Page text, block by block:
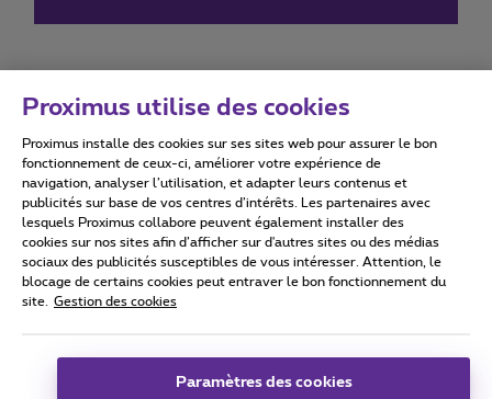
Conditions d'utilisation Accessibility statement
Tous droits réservés. © 2026 Proximus
Conditions générales, info consommateur
Coordonnées de l’entreprise
Proximus utilise des cookies
Proximus installe des cookies sur ses sites web pour assurer le bon
fonctionnement de ceux-ci, améliorer votre expérience de
navigation, analyser l’utilisation, et adapter leurs contenus et
publicités sur base de vos centres d’intérêts. Les partenaires avec
lesquels Proximus collabore peuvent également installer des
cookies sur nos sites afin d’afficher sur d'autres sites ou des médias
sociaux des publicités susceptibles de vous intéresser. Attention, le
blocage de certains cookies peut entraver le bon fonctionnement du
site.
Gestion des cookies
Paramètres des cookies